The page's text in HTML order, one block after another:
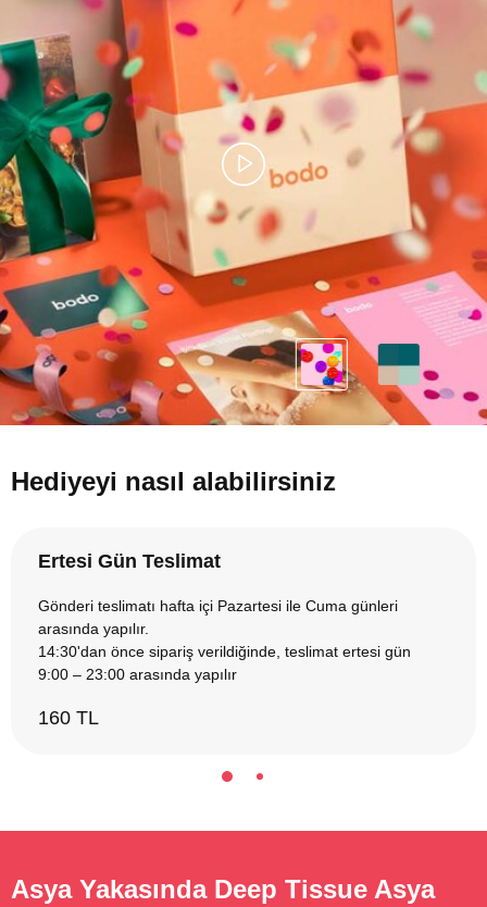
Hediyeyi nasıl alabilirsiniz
Ertesi Gün Teslimat
Gönderi teslimatı hafta içi Pazartesi ile Cuma günleri
arasında yapılır.
14:30'dan önce sipariş verildiğinde, teslimat ertesi gün
9:00 – 23:00 arasında yapılır
160 TL
Asya Yakasında Deep Tissue Asya